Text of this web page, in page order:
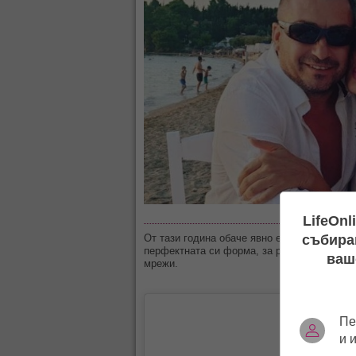
От тази година обаче явно е решила да
перфектната си форма, за радост на
мрежи.
и